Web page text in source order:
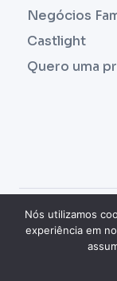
Negócios
Castlight
Quero uma
GESTÃO
Nós utilizamos
experiência em